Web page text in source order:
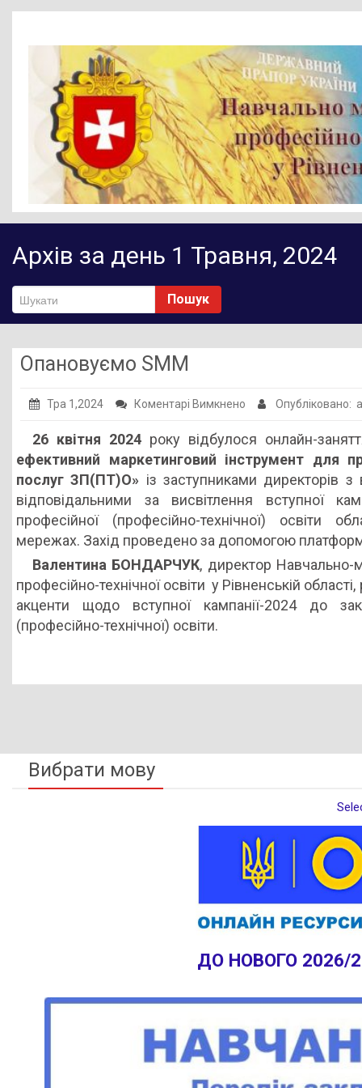
Головна
Новини
Діяльність НМЦ ПТО
Методичне забезпечення
Нормативно-правове забезпечення
Публічна інформація
Заклади ПТО
Оголошення
Галерея
НМЦ ПТО України
Архів за день 1 Травня, 2024
Пошук
Опановуємо SMM
Тра 1,2024 Коментарі Вимкнено до
SMM
Опубліковано:
26 квітня 2024 року відбулося онлайн-
ефективний маркетинговий інструмент для
послуг ЗП(ПТ)О» із заступниками директорів з
відповідальними за висвітлення вступної
професійної (професійно-технічної) освіти
мережах. Захід проведено за допомогою
Валентина БОНДАРЧУК, директор Навчально-
професійно-технічної освіти у Рівненській
акценти щодо вступної кампанії-2024 до
(професійно-технічної) освіти.
Вибрати мову
ДО НОВОГО 2026/